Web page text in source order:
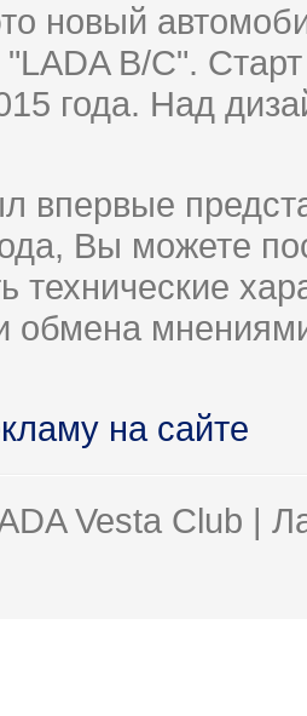
новый
B/C".
года. Над
впервые
Вы можете
технические
обмена
на сайте
Vesta Club |